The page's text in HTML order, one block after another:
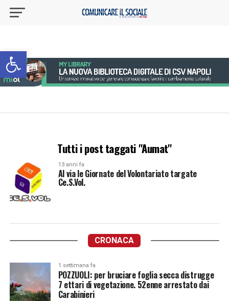
Apri la barra degli strumenti
Tutti i post taggati "Aumat"
13 anni fa
Al via le Giornate del Volontariato targate
Ce.S.Vol.
CRONACA
1 settimana fa
POZZUOLI: per bruciare foglia secca distrugge
7 ettari di vegetazione. 52enne arrestato dai
Carabinieri